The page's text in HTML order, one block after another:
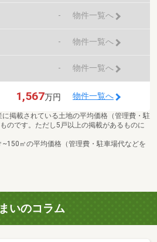
- 物件一覧へ
- 物件一覧へ
- 物件一覧へ
1,567万円 物件一覧へ
掲載されている土地の平均価格（管理費・駐
のです。ただし5戸以上の掲載があるものに
㎡の平均価格（管理費・駐車場代などを
いのコラム